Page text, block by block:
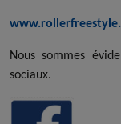
Nous sommes
sociaux.